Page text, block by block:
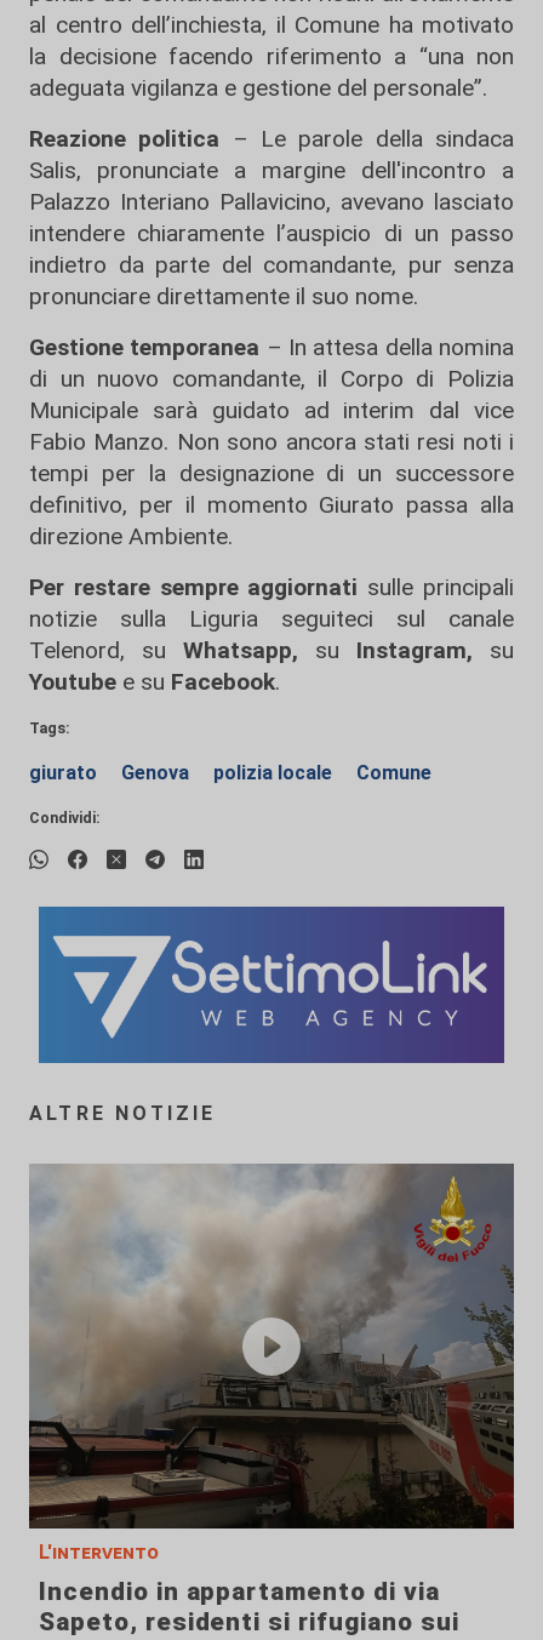
al centro dell’inchiesta, il Comune ha motivato
la decisione facendo riferimento a “una non
adeguata vigilanza e gestione del personale”.
Reazione politica – Le parole della sindaca
Salis, pronunciate a margine dell'incontro a
Palazzo Interiano Pallavicino, avevano lasciato
intendere chiaramente l’auspicio di un passo
indietro da parte del comandante, pur senza
pronunciare direttamente il suo nome.
Gestione temporanea – In attesa della nomina
di un nuovo comandante, il Corpo di Polizia
Municipale sarà guidato ad interim dal vice
Fabio Manzo. Non sono ancora stati resi noti i
tempi per la designazione di un successore
definitivo, per il momento Giurato passa alla
direzione Ambiente.
Per restare sempre aggiornati sulle principali
notizie sulla Liguria seguiteci sul canale
Telenord, su
Whatsapp, su Instagram, su
Youtube e su Facebook.
Tags:
giurato Genova polizia locale Comune
Condividi:
ALTRE NOTIZIE
L'intervento
Incendio in appartamento di via
Sapeto, residenti si rifugiano sui